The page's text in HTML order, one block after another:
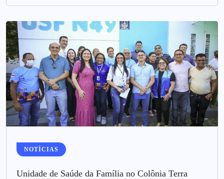
NOTÍCIAS
Unidade de Saúde da Família no Colônia Terra